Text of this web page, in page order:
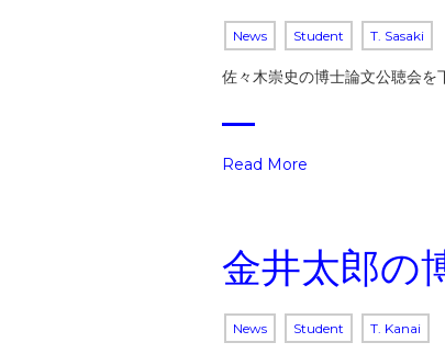
News Student T. Sasaki
佐々木崇史の博士論文公聴会
Read More
金井太郎の
News Student T. Kanai